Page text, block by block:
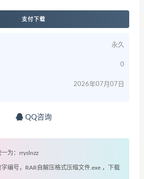
支付下载
永久
0
2026年07月07日
QQ咨询
为：rryslnzz
编号，RAR自解压格式压缩文件.exe ，下载